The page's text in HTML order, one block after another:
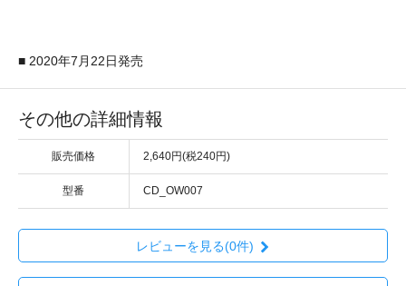
■ 2020年7月22日発売
その他の詳細情報
販売価格 2,640円(税240円)
型番 CD_OW007
レビューを見る(0件)